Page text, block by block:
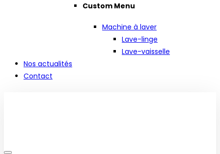
Custom Menu
Machine à laver
Lave-linge
Lave-vaisselle
Nos actualités
Contact